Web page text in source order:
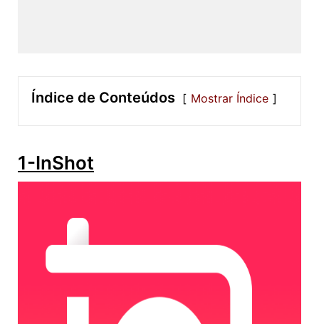
Índice de Conteúdos Mostrar Índice
1-InShot